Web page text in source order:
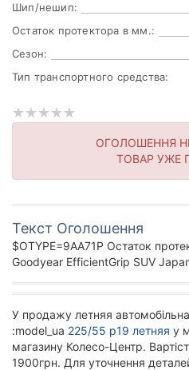
Шип/нешип:
Остаток протектора в мм.:
Сезон:
Тип транспортного средства:
ОГОЛОШЕННЯ
ТОВАР УЖЕ
Текст Оголошення
$OTYPE=9AA71P Остаток
Goodyear EfficientGrip SUV
У продажу летняя
:model_ua 225/55 р19 летняя у
магазину Колесо-Центр.
1900грн. Для уточнення